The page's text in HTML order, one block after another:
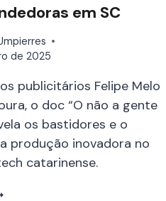
em SC
de 2025
publicitários Felipe Melo
o doc “O não a gente
os bastidores e o
produção inovadora no
catarinense.